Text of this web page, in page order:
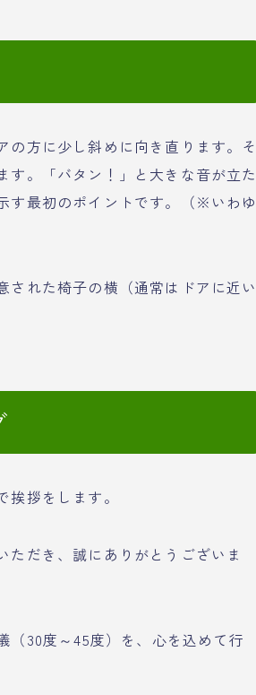
方に少し斜めに向き直ります。そ
す。「バタン！」と大きな音が立た
す最初のポイントです。（※いわゆ
された椅子の横（通常はドアに近い
拶をします。
ただき、誠にありがとうございま
（30度～45度）を、心を込めて行